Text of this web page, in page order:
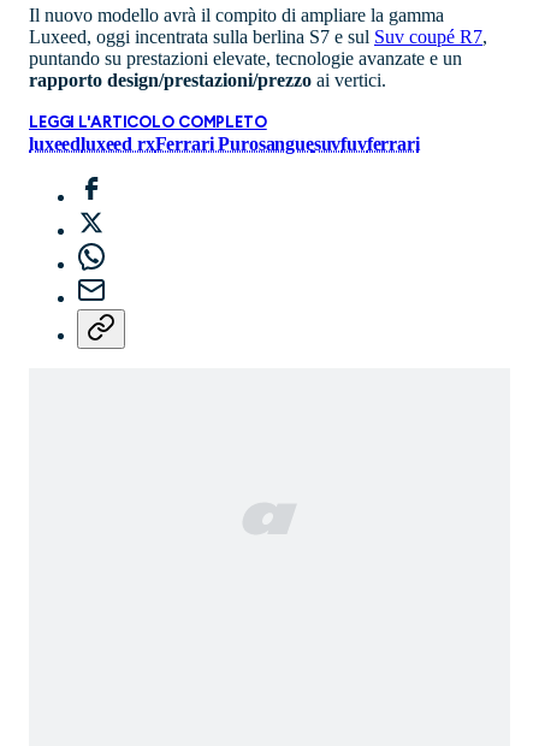
Il nuovo modello avrà il compito di ampliare la gamma
Luxeed, oggi incentrata sulla berlina S7 e sul Suv coupé R7,
puntando su prestazioni elevate, tecnologie avanzate e un
rapporto design/prestazioni/prezzo ai vertici.
LEGGI L'ARTICOLO COMPLETO
luxeedluxeed rxFerrari Purosanguesuvfuvferrari